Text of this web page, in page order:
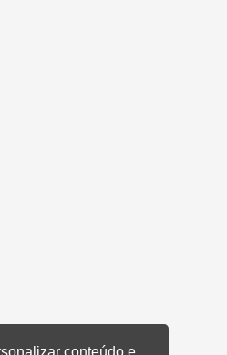
conteúdo e